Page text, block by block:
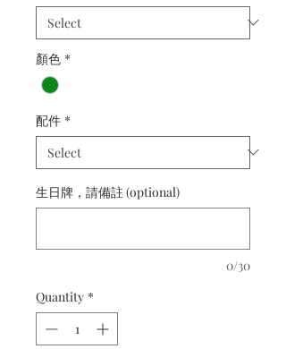
顏色 *
配件 *
生日牌，請備註 (optional)
0/30
Quantity *